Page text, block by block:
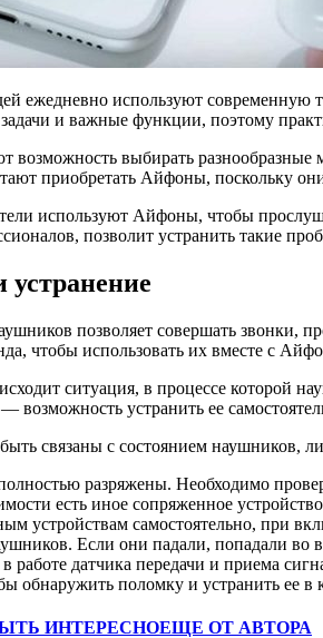
ежедневно используют современную
и важные функции, поэтому
возможность выбирать разнообразные
приобретать Айфоны, поскольку
используют Айфоны, чтобы
позволит устранить такие
позволяет совершать звонки,
чтобы использовать их вместе с
ситуация, в процессе которой
возможность устранить ее
связаны с состоянием наушников,
разряжены. Необходимо
есть иное сопряженное
устройствам самостоятельно, при
Если они падали, попадали во
работе датчика передачи и приема
обнаружить поломку и устранить ее в
ИНТЕРЕСНОЕЩЕ ОТ АВТОРА